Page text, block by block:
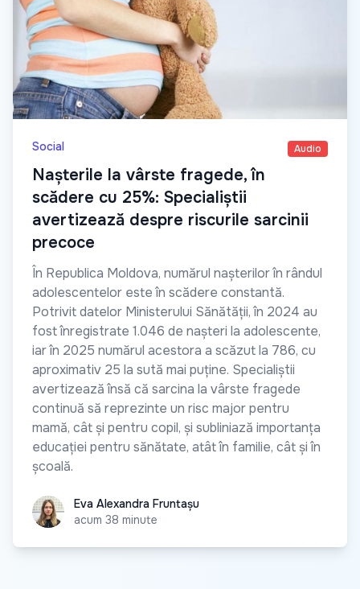
Social Audio
Nașterile la vârste fragede, în
scădere cu 25%: Specialiștii
avertizează despre riscurile sarcinii
precoce
În Republica Moldova, numărul nașterilor în rândul
adolescentelor este în scădere constantă.
Potrivit datelor Ministerului Sănătății, în 2024 au
fost înregistrate 1.046 de nașteri la adolescente,
iar în 2025 numărul acestora a scăzut la 786, cu
aproximativ 25 la sută mai puține. Specialiștii
avertizează însă că sarcina la vârste fragede
continuă să reprezinte un risc major pentru
mamă, cât și pentru copil, și subliniază importanța
educației pentru sănătate, atât în familie, cât și în
școală.
Eva Alexandra Fruntașu
Eva Alexandra Fruntașu
acum 38 minute